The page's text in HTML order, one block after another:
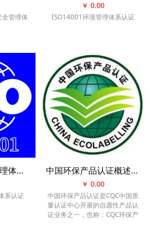
管理体
￥ 0.00
ISO14001环境管理体系认证
ISO 9001 质量管理体系认证
系认证
中国环保产品认证概述：(CQC环保产品认证)
￥ 0.00
中国环保产品认证是CQC中国质
量认证中心开展的自愿性产品认
证业务之一，也称：CQC环保产